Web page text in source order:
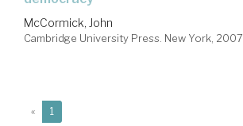
McCormick, John
Cambridge University Press. New York, 2007
« 1